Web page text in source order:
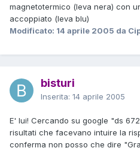
magnetotermico (leva nera) con
accoppiato (leva blu)
Modificato: 14 aprile 2005 da
bisturi
Inserita: 14 aprile 2005
E' lui! Cercando su google "ds
risultati che facevano intuire la
conferma non posso che dire